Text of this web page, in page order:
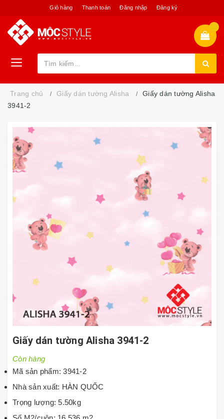
Giỏ hàng Thanh toán Đăng nhập Đăng ký
Trang chủ Giấy dán tường Alisha
Giấy dán tường Alisha
3941-2
Giấy dán tường Alisha 3941-2
Còn hàng
Mã sản phẩm: 3941-2
Nhà sản xuất: HÀN QUỐC
Trọng lượng: 5.50kg